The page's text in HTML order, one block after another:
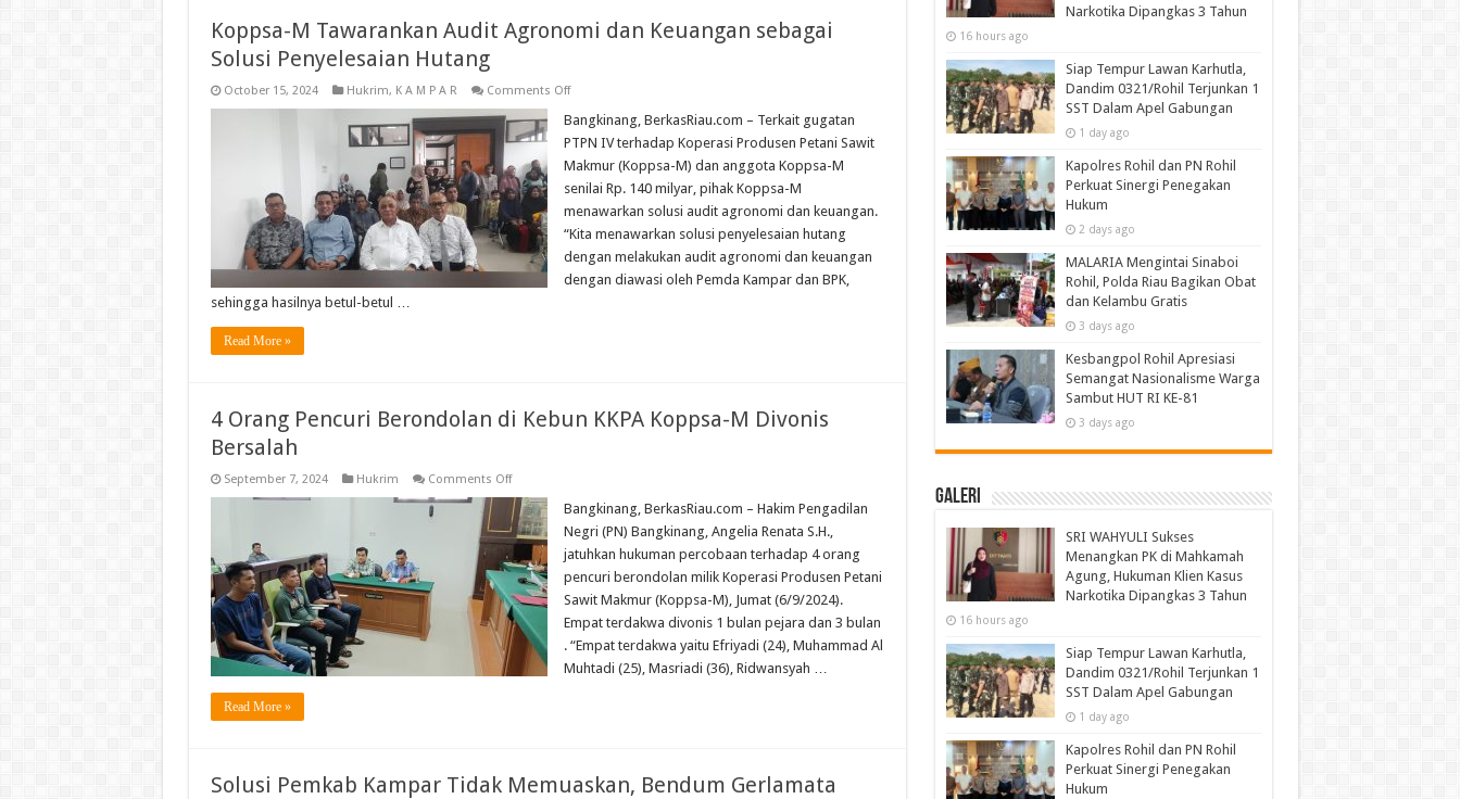
Koppsa-M Tawarankan Audit Agronomi dan Keuangan sebagai
Solusi Penyelesaian Hutang
October 15, 2024 Hukrim, K A M P A R Comments Offon
M
Tawarankan
Audit
Agronomi
dan
Keuangan
Solusi
Penyelesaian
Bangkinang, BerkasRiau.com – Terkait gugatan
PTPN IV terhadap Koperasi Produsen Petani Sawit
Makmur (Koppsa-M) dan anggota Koppsa-M
senilai Rp. 140 milyar, pihak Koppsa-M
menawarkan solusi audit agronomi dan keuangan.
“Kita menawarkan solusi penyelesaian hutang
dengan melakukan audit agronomi dan keuangan
dengan diawasi oleh Pemda Kampar dan BPK,
sehingga hasilnya betul-betul …
Read More »
4 Orang Pencuri Berondolan di Kebun KKPA Koppsa-M Divonis
Bersalah
September 7, 2024 Hukrim Comments Offon
Orang
Pencuri
Berondolan
di
Kebun
KKPA
Koppsa-
M
Divonis
Bersalah
Bangkinang, BerkasRiau.com – Hakim Pengadilan
Negri (PN) Bangkinang, Angelia Renata S.H.,
jatuhkan hukuman percobaan terhadap 4 orang
pencuri berondolan milik Koperasi Produsen Petani
Sawit Makmur (Koppsa-M), Jumat (6/9/2024).
Empat terdakwa divonis 1 bulan pejara dan 3 bulan
. “Empat terdakwa yaitu Efriyadi (24), Muhammad Al
Muhtadi (25), Masriadi (36), Ridwansyah …
Read More »
Solusi Pemkab Kampar Tidak Memuaskan, Bendum Gerlamata
Narkotika Dipangkas 3 Tahun
16 hours ago
Siap Tempur Lawan Karhutla,
Dandim 0321/Rohil Terjunkan 1
SST Dalam Apel Gabungan
1 day ago
Kapolres Rohil dan PN Rohil
Perkuat Sinergi Penegakan
Hukum
2 days ago
MALARIA Mengintai Sinaboi
Rohil, Polda Riau Bagikan Obat
dan Kelambu Gratis
3 days ago
Kesbangpol Rohil Apresiasi
Semangat Nasionalisme Warga
Sambut HUT RI KE-81
3 days ago
Galeri
SRI WAHYULI Sukses
Menangkan PK di Mahkamah
Agung, Hukuman Klien Kasus
Narkotika Dipangkas 3 Tahun
16 hours ago
Siap Tempur Lawan Karhutla,
Dandim 0321/Rohil Terjunkan 1
SST Dalam Apel Gabungan
1 day ago
Kapolres Rohil dan PN Rohil
Perkuat Sinergi Penegakan
Hukum